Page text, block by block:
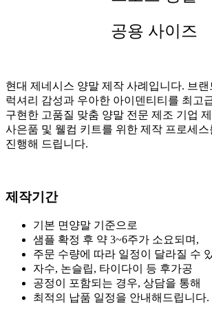
공용 사이즈
현대 제네시스 양말 제작 사례입니다. 브
럭셔리 감성과 우아한 아이덴티티를 최고
구현한 고품질 맞춤 양말 전문 제조 기업
사은품 및 웰컴 키트를 위한 제작 프로세스
진행해 드립니다.
제작기간
기본 면양말 기준으로
샘플 확정 후 약 3~6주가 소요되며,
주문 수량에 따라 일정이 달라질 수
자수, 논슬립, 타이다이 등 후가공
공정이 포함되는 경우, 상담을 통해
최적의 납품 일정을 안내해드립니다.